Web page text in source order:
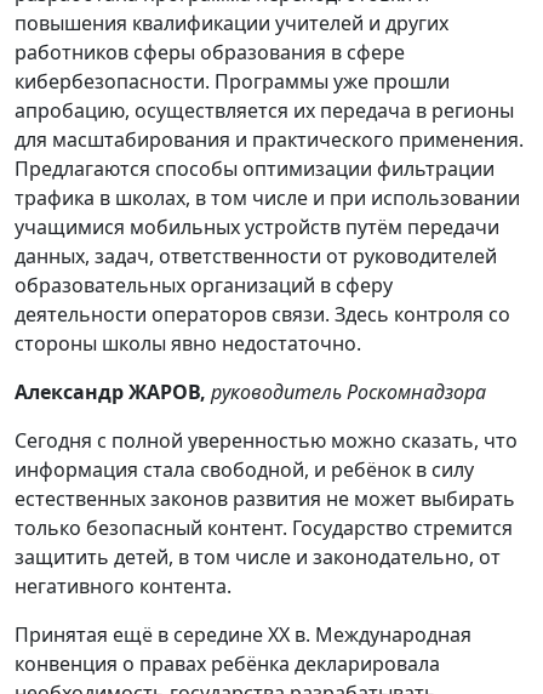
повышения квалификации учителей и других
работников сферы образования в сфере
кибербезопасности. Программы уже прошли
апробацию, осуществляется их передача в регионы
для масштабирования и практического применения.
Предлагаются способы оптимизации фильтрации
трафика в школах, в том числе и при использовании
учащимися мобильных устройств путём передачи
данных, задач, ответственности от руководителей
образовательных организаций в сферу
деятельности операторов связи. Здесь контроля со
стороны школы явно недостаточно.
Александр ЖАРОВ, руководитель Роскомнадзора
Сегодня с полной уверенностью можно сказать, что
информация стала свободной, и ребёнок в силу
естественных законов развития не может выбирать
только безопасный контент. Государство стремится
защитить детей, в том числе и законодательно, от
негативного контента.
Принятая ещё в середине XX в. Международная
конвенция о правах ребёнка декларировала